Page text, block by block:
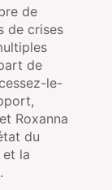
de
de crises
de
le-
Roxanna
du
la